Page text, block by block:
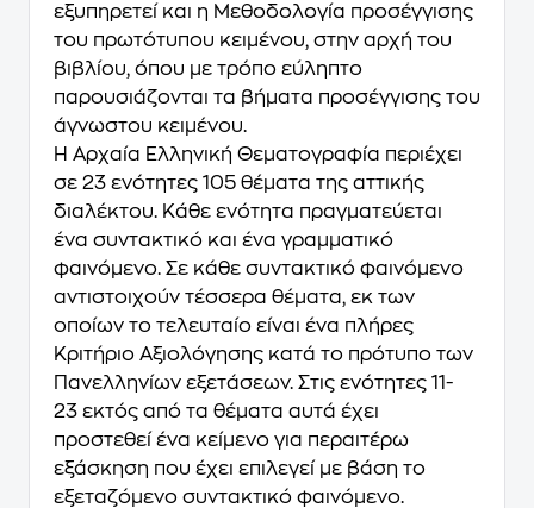
εξυπηρετεί και η Μεθοδολογία προσέγγισης
του πρωτότυπου κειμένου, στην αρχή του
βιβλίου, όπου με τρόπο εύληπτο
παρουσιάζονται τα βήματα προσέγγισης του
άγνωστου κειμένου.
Η Αρχαία Ελληνική Θεματογραφία περιέχει
σε 23 ενότητες 105 θέματα της αττικής
διαλέκτου. Κάθε ενότητα πραγματεύεται
ένα συντακτικό και ένα γραμματικό
φαινόμενο. Σε κάθε συντακτικό φαινόμενο
αντιστοιχούν τέσσερα θέματα, εκ των
οποίων το τελευταίο είναι ένα πλήρες
Κριτήριο Αξιολόγησης κατά το πρότυπο των
Πανελληνίων εξετάσεων. Στις ενότητες 11-
23 εκτός από τα θέματα αυτά έχει
προστεθεί ένα κείμενο για περαιτέρω
εξάσκηση που έχει επιλεγεί με βάση το
εξεταζόμενο συντακτικό φαινόμενο.